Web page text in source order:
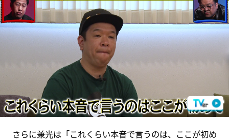
さらに兼光は「これくらい本音で言うのは、ここが初め